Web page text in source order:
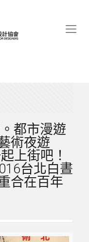
都市漫遊
術夜遊
上街吧！
台北白晝
合在百年